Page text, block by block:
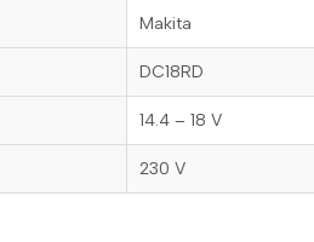
Makita
DC18RD
14.4 – 18 V
230 V